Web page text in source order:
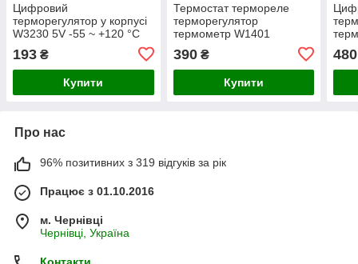
Цифровий
терморегулятор у корпусі
W3230 5V -55 ~ +120 °C
інкубатор - цифровий
термостат
193 ₴
Купити
Термостат термореле
терморегулятор
термометр W1401
390₴
Купити
480
Про нас
96% позитивних з 319 відгуків за рік
Працює з 01.10.2016
м. Чернівці
Чернівці, Україна
Контакти